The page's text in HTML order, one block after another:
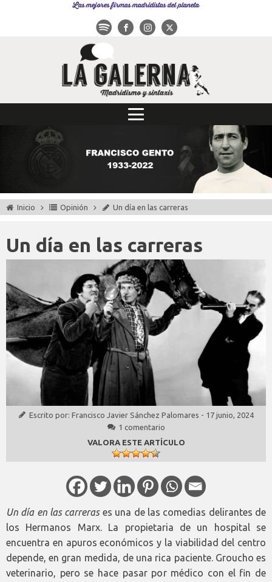
Las mejores firmas madridistas del planeta
Inicio Opinión Un día en las carreras
Un día en las carreras
Escrito por: Francisco Javier Sánchez Palomares - 17 junio, 2024
1 comentario
VALORA ESTE ARTÍCULO
Un día en las carrerases una de las comedias delirantes de
los Hermanos Marx. La propietaria de un hospital se
encuentra en apuros económicos y la viabilidad del centro
depende, en gran medida, de una rica paciente. Groucho es
veterinario, pero se hace pasar por médico con el fin de